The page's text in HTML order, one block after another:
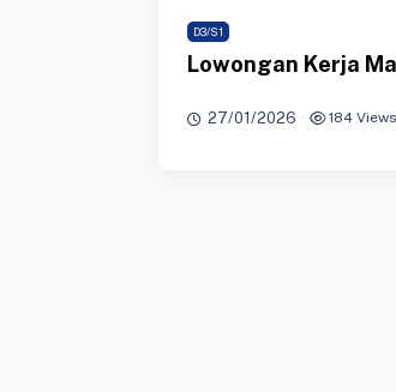
D3/S1
Lowongan Kerja
27/01/2026 · 184 Views